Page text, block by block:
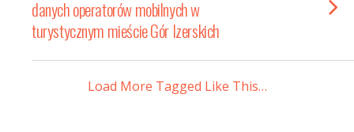
danych operatorów mobilnych w
turystycznym mieście Gór Izerskich
Load More Tagged Like This…